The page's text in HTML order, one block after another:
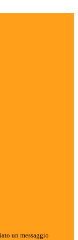
un messaggio